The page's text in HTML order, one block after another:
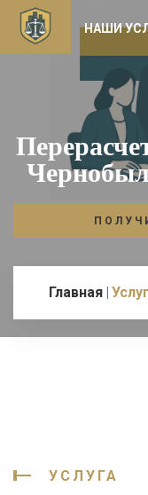
НАШИ
Главная
УСЛУГА